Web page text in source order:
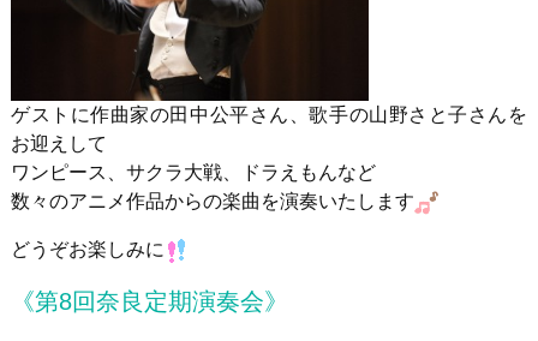
ゲストに作曲家の田中公平さん、歌手の山野さと子さんを
お迎えして
ワンピース、サクラ大戦、ドラえもんなど
数々のアニメ作品からの楽曲を演奏いたします
どうぞお楽しみに
《第8回奈良定期演奏会》